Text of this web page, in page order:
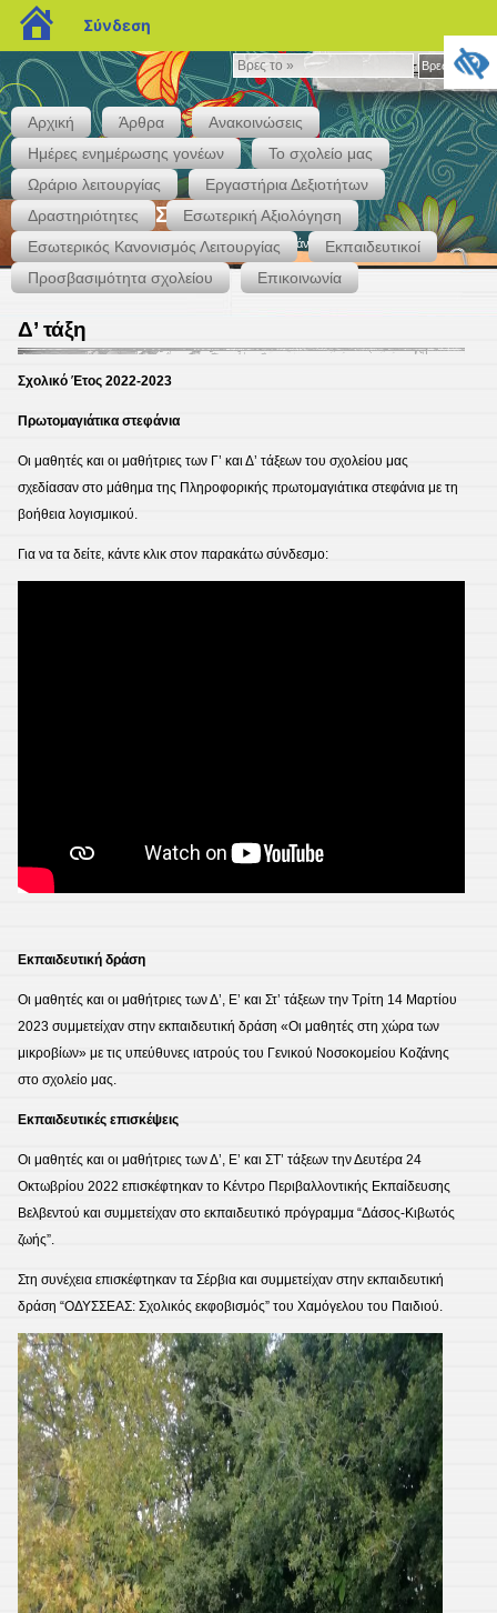
Βρες
το
»
Βρες το »
Αρχική Άρθρα
Ανακοινώσεις
Ημέρες ενημέρωσης γονέων
Το σχολείο μας
Ωράριο λειτουργίας
Εργαστήρια Δεξιοτήτων
Δραστηριότητες
Εσωτερική Αξιολόγηση
Εσωτερικός Κανονισμός Λειτουργίας
Εκπαιδευτικοί
Προσβασιμότητα σχολείου
Επικοινωνία
1ο Δημοτικό Σχολείο Κρόκου
Ιστότοπος του 1ου Δημοτικού Σχολείου Κρόκου Κοζάνης
Δ’ τάξη
Σχολικό Έτος 2022-2023
Πρωτομαγιάτικα στεφάνια
Οι μαθητές και οι μαθήτριες των Γ’ και Δ’ τάξεων του σχολείου μας
σχεδίασαν στο μάθημα της Πληροφορικής πρωτομαγιάτικα στεφάνια με τη
βοήθεια λογισμικού.
Για να τα δείτε, κάντε κλικ στον παρακάτω σύνδεσμο:
Εκπαιδευτική δράση
Οι μαθητές και οι μαθήτριες των Δ’, Ε’ και Στ’ τάξεων την Τρίτη 14 Μαρτίου
2023 συμμετείχαν στην εκπαιδευτική δράση «Οι μαθητές στη χώρα των
μικροβίων» με τις υπεύθυνες ιατρούς του Γενικού Νοσοκομείου Κοζάνης
στο σχολείο μας.
Εκπαιδευτικές επισκέψεις
Οι μαθητές και οι μαθήτριες των Δ’, Ε’ και ΣΤ’ τάξεων την Δευτέρα 24
Οκτωβρίου 2022 επισκέφτηκαν το Κέντρο Περιβαλλοντικής Εκπαίδευσης
Βελβεντού και συμμετείχαν στο εκπαιδευτικό πρόγραμμα “Δάσος-Κιβωτός
ζωής”.
Στη συνέχεια επισκέφτηκαν τα Σέρβια και συμμετείχαν στην εκπαιδευτική
δράση “ΟΔΥΣΣΕΑΣ: Σχολικός εκφοβισμός” του Χαμόγελου του Παιδιού.
blogs.sch.gr
Σύνδεση